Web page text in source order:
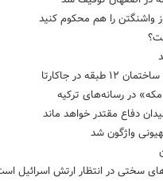
واشنگتن را هم محکوم کنید
در جاکارتا
در رسانه‌های ترکیه
دفاع مقتدر خواهد ماند
واژگون شد
سختی در انتظار ارتش اسرائیل